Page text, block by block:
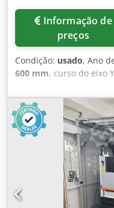
preços
Condição: usado, Ano
600 mm, curso do eixo
, Curso dos eixos X
banho de água
Hgg Dskock Resfriador